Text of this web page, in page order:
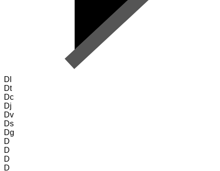
Dl
Dt
Dc
Dj
Dv
Ds
Dg
D
D
D
D